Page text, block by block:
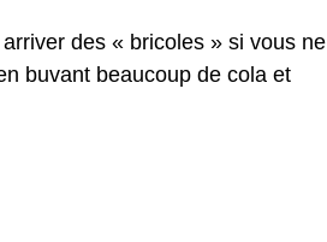
des « bricoles » si vous ne
buvant beaucoup de cola et